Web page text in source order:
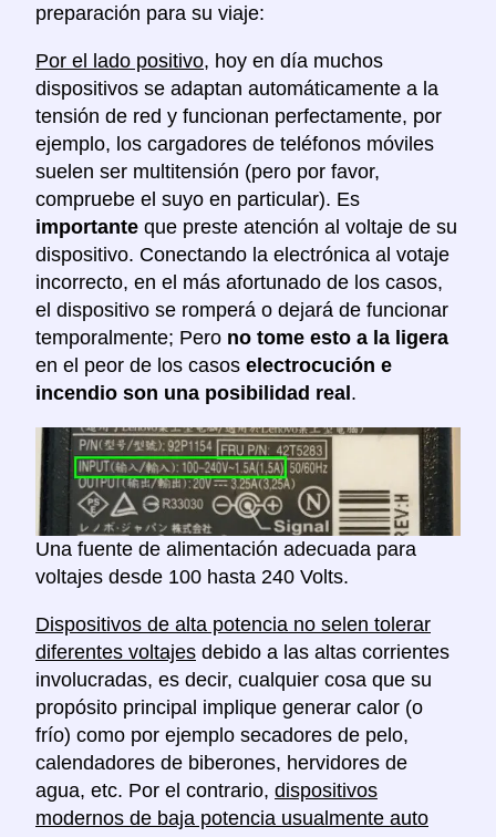
preparación para su viaje:
Por el lado positivo, hoy en día muchos
dispositivos se adaptan automáticamente a la
tensión de red y funcionan perfectamente, por
ejemplo, los cargadores de teléfonos móviles
suelen ser multitensión (pero por favor,
compruebe el suyo en particular). Es
importante que preste atención al voltaje de su
dispositivo. Conectando la electrónica al votaje
incorrecto, en el más afortunado de los casos,
el dispositivo se romperá o dejará de funcionar
temporalmente; Pero no tome esto a la ligera
en el peor de los casos electrocución e
incendio son una posibilidad real.
Una fuente de alimentación adecuada para
voltajes desde 100 hasta 240 Volts.
Dispositivos de alta potencia no selen tolerar
diferentes voltajes debido a las altas corrientes
involucradas, es decir, cualquier cosa que su
propósito principal implique generar calor (o
frío) como por ejemplo secadores de pelo,
calendadores de biberones, hervidores de
agua, etc. Por el contrario, dispositivos
modernos de baja potencia usualmente auto